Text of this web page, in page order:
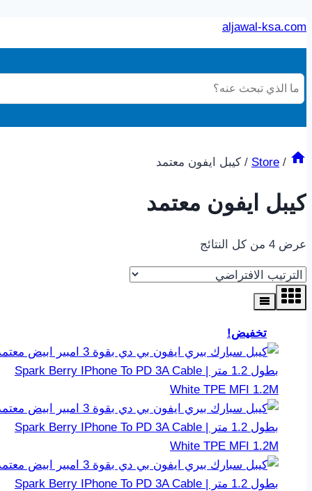
aljawal-ksa.com
/
Store
/ كيبل ايفون معتمد
كيبل ايفون معتمد
عرض ⁦4⁩ من كل النتائج
تخفيض!